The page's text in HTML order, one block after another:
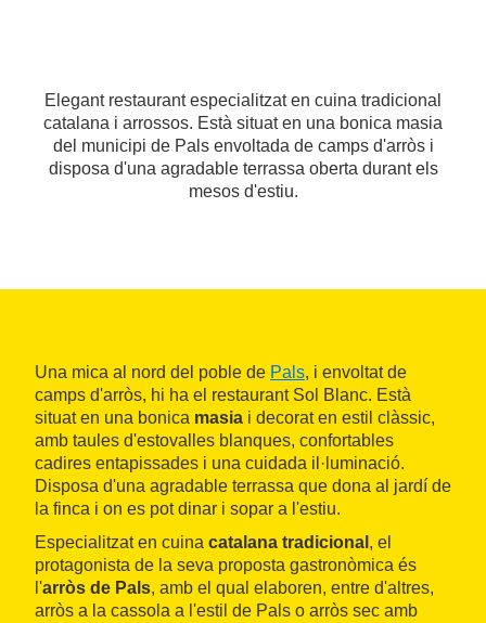
Elegant restaurant especialitzat en cuina tradicional
catalana i arrossos. Està situat en una bonica masia
del municipi de Pals envoltada de camps d'arròs i
disposa d'una agradable terrassa oberta durant els
mesos d'estiu.
Una mica al nord del poble de Pals, i envoltat de
camps d'arròs, hi ha el restaurant Sol Blanc. Està
situat en una bonica masia i decorat en estil clàssic,
amb taules d'estovalles blanques, confortables
cadires entapissades i una cuidada il·luminació.
Disposa d'una agradable terrassa que dona al jardí de
la finca i on es pot dinar i sopar a l'estiu.
Especialitzat en cuina catalana tradicional , el
protagonista de la seva proposta gastronòmica és
l'arròs de Pals, amb el qual elaboren, entre d'altres,
arròs a la cassola a l'estil de Pals o arròs sec amb